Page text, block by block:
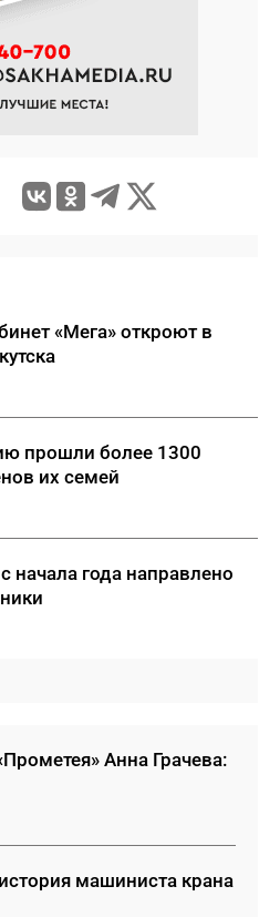
«Мега» откроют в
прошли более 1300
их семей
начала года направлено
Анна Грачева:
машиниста крана